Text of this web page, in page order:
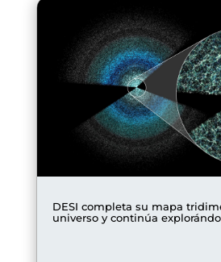
DESI completa su mapa
universo y continúa